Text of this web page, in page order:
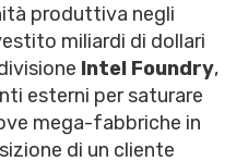
produttiva negli
miliardi di dollari
Intel Foundry,
esterni per saturare
mega-fabbriche in
di un cliente